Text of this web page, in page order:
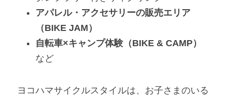
アパレル・アクセサリーの販売エリア
（BIKE JAM）
自転車×キャンプ体験（BIKE & CAMP）
など
ヨコハマサイクルスタイルは、お子さまのいる